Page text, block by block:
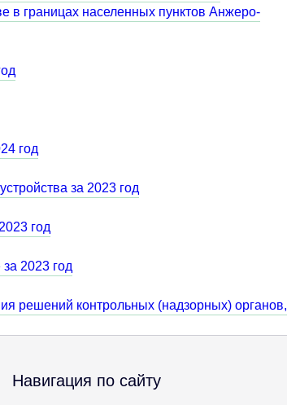
в границах населенных пунктов Анжеро-
год
за 2023 год
год
2023 год
решений контрольных (надзорных) органов,
Навигация по сайту